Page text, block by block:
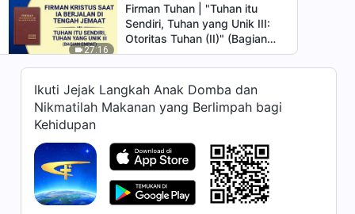
27:16
Firman Tuhan | "Tuhan itu
Sendiri, Tuhan yang Unik III:
Otoritas Tuhan (II)" (Bagian
Empat)
24:03
Firman Tuhan | "Tuhan itu
Sendiri, Tuhan yang Unik III:
Otoritas Tuhan (II)" (Bagian
31:59
Firman Tuhan | "Tuhan itu
Sendiri, Tuhan yang Unik III:
Otoritas Tuhan (II)" (Bagian
Ikuti Jejak Langkah Anak Domba dan
Nikmatilah Makanan yang Berlimpah bagi
Kehidupan